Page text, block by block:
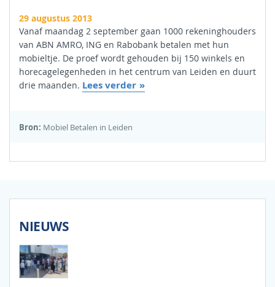
29 augustus 2013
Vanaf maandag 2 september gaan 1000 rekeninghouders
van ABN AMRO, ING en Rabobank betalen met hun
mobieltje. De proef wordt gehouden bij 150 winkels en
horecagelegenheden in het centrum van Leiden en duurt
drie maanden. Lees verder
Bron: Mobiel Betalen in Leiden
NIEUWS